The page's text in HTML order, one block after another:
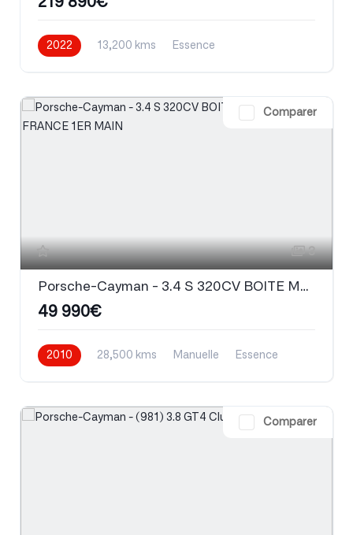
2022 13,200 kms Essence
Comparer
3
Porsche-Cayman - 3.4 S 320CV BOITE MECA / ORIGINE FRANCE 1ER MAIN
49 990€
2010 28,500 kms Manuelle Essence
Comparer